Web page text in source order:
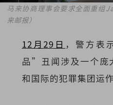
马来协商理事会要求全面重组
来邮报）
12月29日 ，警方表
品”丑闻涉及一个庞
和国际的犯罪集团运作